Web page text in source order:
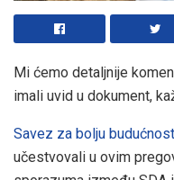
Mi ćemo detaljnije
imali uvid u dokument,
Savez za bolju budućnost
učestvovali u ovim